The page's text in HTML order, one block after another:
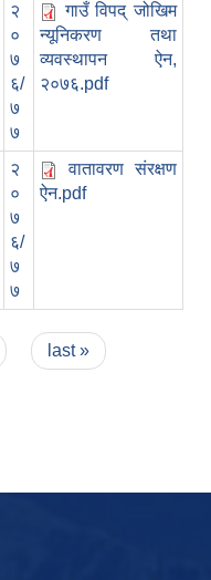
२
०
७
६/
७
७
गाउँ विपद् जोखिम
न्यूनिकरण तथा
व्यवस्थापन ऐन,
२०७६.pdf
२
०
७
६/
७
७
वातावरण संरक्षण
ऐन.pdf
last »